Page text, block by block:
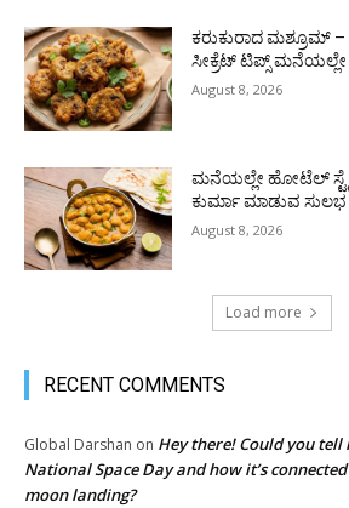
ಕರುಕುರಾದ ಮಶ್ರೂಮ್
ಸೀಕ್ರೆಟ್ ಟಿಪ್ಸ್
August 8, 2026
ಮನೆಯಲ್ಲೇ ಹೋಟೆಲ್
ಕುರ್ಮಾ ಮಾಡುವ
August 8, 2026
Load more
RECENT COMMENTS
Global Darshan on Hey there! Could you tell
National Space Day and how it’s
moon landing?